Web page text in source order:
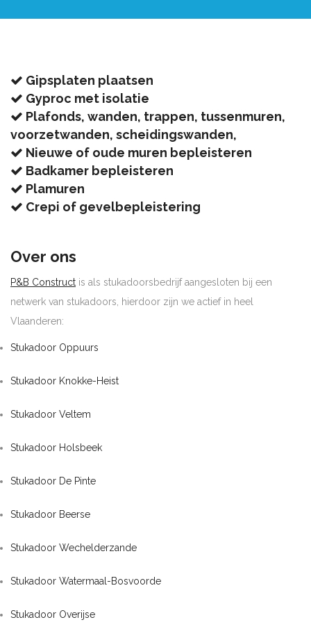
Gipsplaten plaatsen
Gyproc met isolatie
Plafonds, wanden, trappen, tussenmuren,
voorzetwanden, scheidingswanden,
Nieuwe of oude muren bepleisteren
Badkamer bepleisteren
Plamuren
Crepi of gevelbepleistering
Over ons
P&B Construct is als stukadoorsbedrijf aangesloten bij een
netwerk van stukadoors, hierdoor zijn we actief in heel
Vlaanderen:
Stukadoor Oppuurs
Stukadoor Knokke-Heist
Stukadoor Veltem
Stukadoor Holsbeek
Stukadoor De Pinte
Stukadoor Beerse
Stukadoor Wechelderzande
Stukadoor Watermaal-Bosvoorde
Stukadoor Overijse